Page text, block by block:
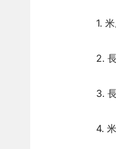
1. 米
2. 長
3. 長
4. 米